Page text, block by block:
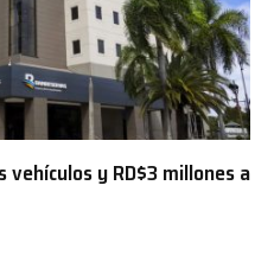
y RD$3 millones a